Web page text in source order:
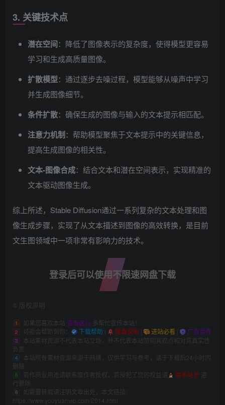
3. 关键技术点
潜在空间：降低了图像表示的复杂度，使得模型更容易
学习和生成高质量图像。
扩散模型：通过逐步去噪过程，模型能够从噪声中学习
并生成图像细节。
条件扩散：确保生成的图像与输入的文本提示相匹配。
注意力机制：帮助模型聚焦于文本提示中的关键信息，
提高生成图像的相关性。
文本-图像合成：结合文本和潜在空间表示，实现精准的
文本驱动图像生成。
综上所述，Stable Diffusion通过一系列复杂的文本处理和图
像生成步骤，实现了从文本描述到图像的高效转换，是目前
文生图领域中一项非常有影响力的技术。
登录后可以使用不限速网盘下载
版权声明
1 如果您喜欢本站 点击这儿 多帮忙宣传本站！
2 可能会帮助到你： 下载帮助 报毒说明 | 进站必看 | 广告合作
3
本站素材资源不代表本站立场，并不代表本站赞同其观点和对其真实性
负责
4
本站所有素材资源来源于网络，仅供学习与参考，请于下载后24小时内
删除
5 若作商业用途请联系原作者授权，若侵犯了您的权益请 联系站长 进
行删除
6
如需要转载请注明文章出处，本文链接：
https://www.youyuanvip.com/2014.html